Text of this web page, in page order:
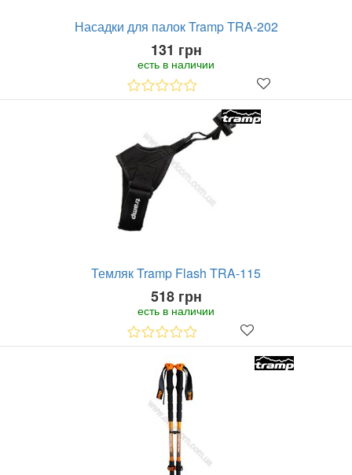
Насадки для палок Tramp TRA-202
131 грн
есть в наличии
Темляк Tramp Flash TRA-115
518 грн
есть в наличии